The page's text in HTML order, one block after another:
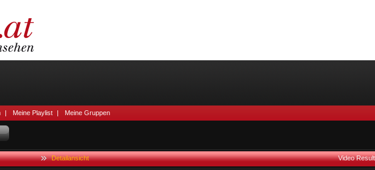
| Meine Playlist | Meine Gruppen
Detailansicht Video